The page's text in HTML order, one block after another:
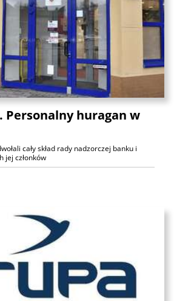
Personalny huragan w
cały skład rady nadzorczej banku i
jej członków